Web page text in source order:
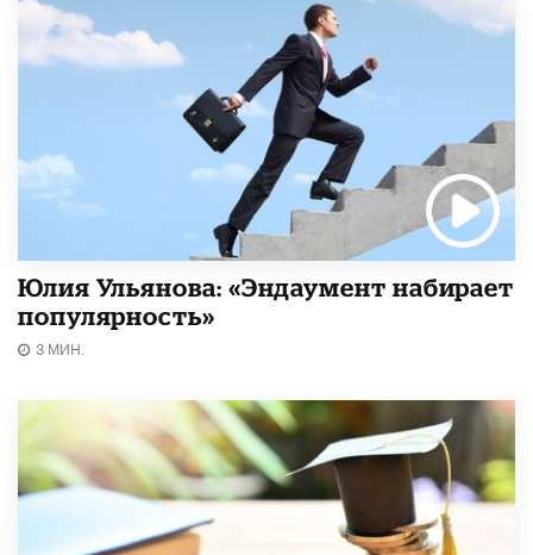
Юлия Ульянова: «Эндаумент набирает
популярность»
3 МИН.